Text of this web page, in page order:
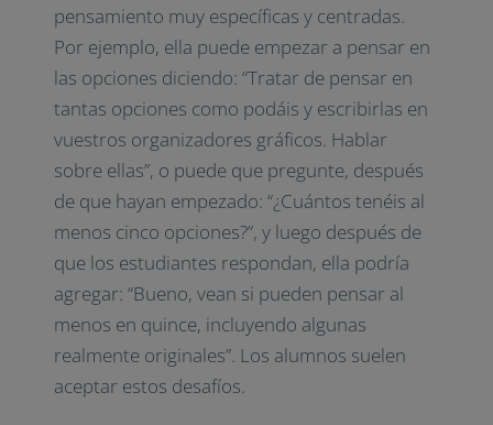
pensamiento muy específicas y centradas.
Por ejemplo, ella puede empezar a pensar en
las opciones diciendo: “Tratar de pensar en
tantas opciones como podáis y escribirlas en
vuestros organizadores gráficos. Hablar
sobre ellas”, o puede que pregunte, después
de que hayan empezado: “¿Cuántos tenéis al
menos cinco opciones?”, y luego después de
que los estudiantes respondan, ella podría
agregar: “Bueno, vean si pueden pensar al
menos en quince, incluyendo algunas
realmente originales”. Los alumnos suelen
aceptar estos desafíos.